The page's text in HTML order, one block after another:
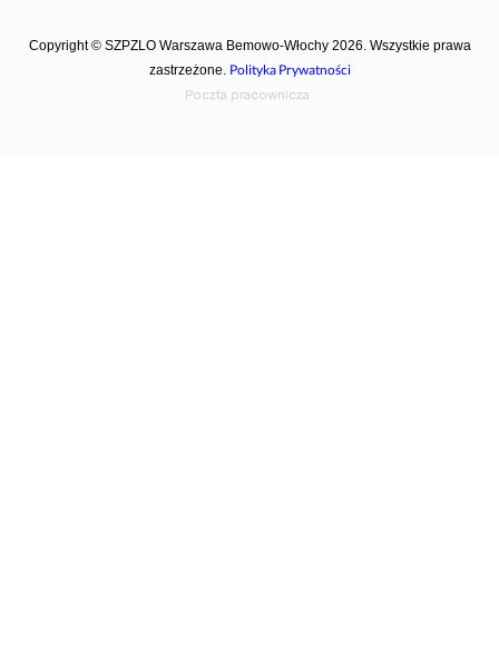
Copyright © SZPZLO Warszawa Bemowo-Włochy 2026. Wszystkie prawa
zastrzeżone. Polityka Prywatności
Poczta pracownicza